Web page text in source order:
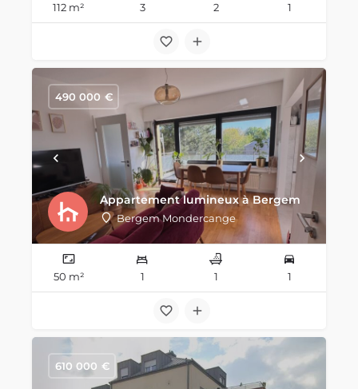
112 m² 3 2 1
Appartement lumineux à Bergem
Bergem Mondercange
€
490 000
50 m² 1 1 1
€
610 000